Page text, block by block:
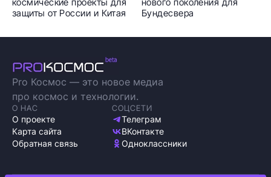
защиты от России и Китая
Бундесвера
Pro Космос — это новое медиа
про космос и технологии.
О НАС
О проекте
Карта сайта
Обратная связь
СОЦСЕТИ
Телеграм
ВКонтакте
Одноклассники